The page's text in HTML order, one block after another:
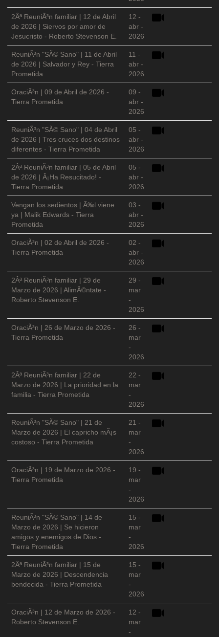
2Âª ReuniÃ³n familiar | 12 de Abril
de 2026 | Siervos por amor de
Jesucristo - Roberto Stevenson E.
12 -
abr -
2026
ReuniÃ³n "SÃ© Sano" | 11 de Abril
de 2026 | Salvador y Rey - Tierra
Prometida
11 -
abr -
2026
OraciÃ³n | 09 de Abril de 2026 -
Tierra Prometida
09 -
abr -
2026
ReuniÃ³n "SÃ© Sano" | 04 de Abril
de 2026 | Tres cruces dos destinos
diferentes - Tierra Prometida
05 -
abr -
2026
2Âª ReuniÃ³n familiar | 05 de Abril
de 2026 | Â¡Ha Resucitado! -
Tierra Prometida
05 -
abr -
2026
Vengan los sedientos | Ã‰l viene
ya | Malik Edwards - Tierra
Prometida
03 -
abr -
2026
OraciÃ³n | 02 de Abril de 2026 -
Tierra Prometida
02 -
abr -
2026
2Âª ReuniÃ³n familiar | 29 de
Marzo de 2026 | AlimÃ©ntate -
Roberto Stevenson E.
29 -
mar
-
2026
OraciÃ³n | 26 de Marzo de 2026 -
Tierra Prometida
26 -
mar
-
2026
2Âª ReuniÃ³n familiar | 22 de
Marzo de 2026 | La prioridad en la
familia - Tierra Prometida
22 -
mar
-
2026
ReuniÃ³n "SÃ© Sano" | 21 de
Marzo de 2026 | El capricho mÃ¡s
costoso - Tierra Prometida
21 -
mar
-
2026
OraciÃ³n | 19 de Marzo de 2026 -
Tierra Prometida
19 -
mar
-
2026
ReuniÃ³n "SÃ© Sano" | 14 de
Marzo de 2026 | Se hicieron
amigos y enemigos de Dios -
Tierra Prometida
15 -
mar
-
2026
2Âª ReuniÃ³n familiar | 15 de
Marzo de 2026 | Descendencia
bendecida - Tierra Prometida
15 -
mar
-
2026
OraciÃ³n | 12 de Marzo de 2026 -
Roberto Stevenson E.
12 -
mar
-